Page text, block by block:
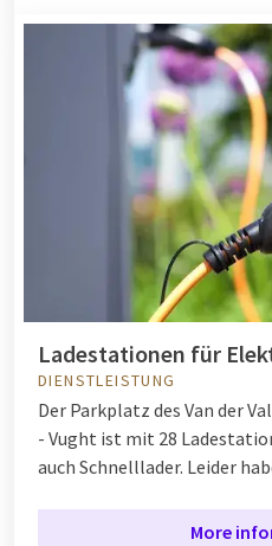
Ladestationen für
DIENSTLEISTUNG
Der Parkplatz des Van der
- Vught ist mit 28
auch Schnelllader. Leider
More